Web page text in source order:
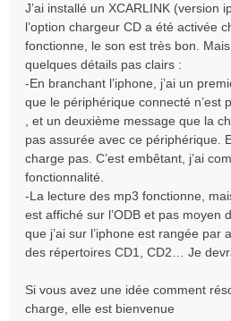
g
e
J’ai installé un XCARLINK (version
l’option chargeur CD a été activée
fonctionne, le son est très bon.
quelques détails pas clairs :
-En branchant l’iphone, j’ai un
que le périphérique connecté n’est
, et un deuxième message que la
pas assurée avec ce périphérique.
charge pas. C’est embêtant, j’ai
fonctionnalité.
-La lecture des mp3 fonctionne,
est affiché sur l’ODB et pas moyen
que j’ai sur l’iphone est rangée par
des répertoires CD1, CD2… Je
Si vous avez une idée comment
charge, elle est bienvenue